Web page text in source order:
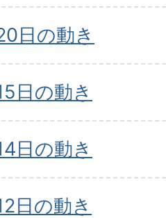
日の動き
日の動き
日の動き
日の動き